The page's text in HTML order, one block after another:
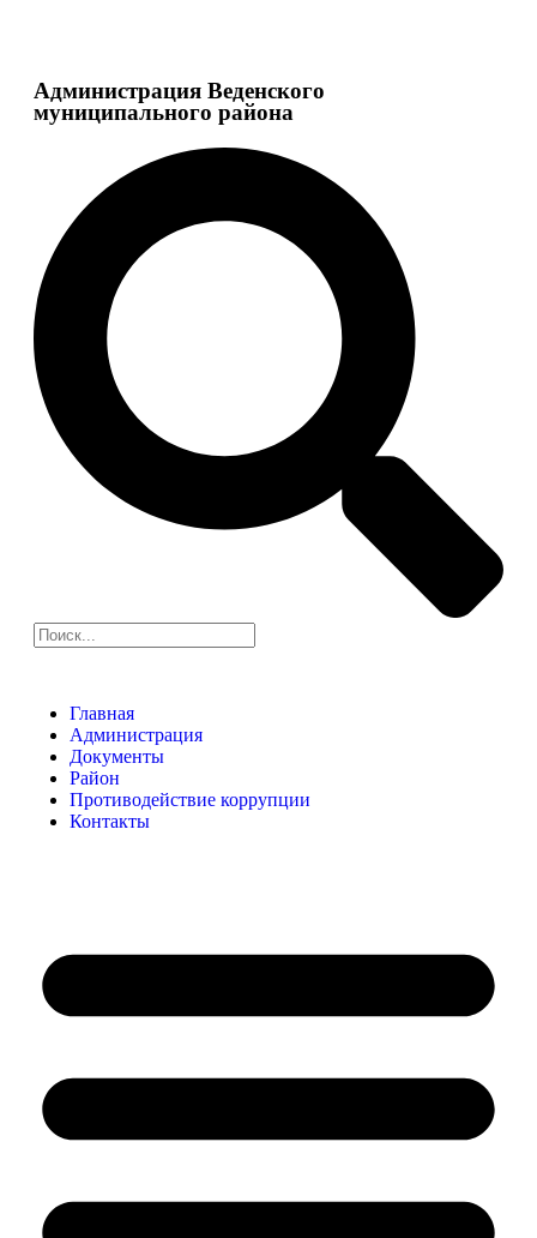
Администрация Веденского
муниципального района
Главная
Администрация
Документы
Район
Противодействие коррупции
Контакты